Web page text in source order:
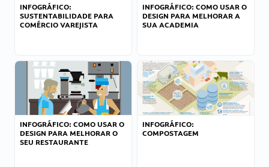
INFOGRÁFICO:
SUSTENTABILIDADE PARA
COMÉRCIO VAREJISTA
INFOGRÁFICO: COMO USAR O
DESIGN PARA MELHORAR A
SUA ACADEMIA
INFOGRÁFICO: COMO USAR O
DESIGN PARA MELHORAR O
SEU RESTAURANTE
INFOGRÁFICO:
COMPOSTAGEM